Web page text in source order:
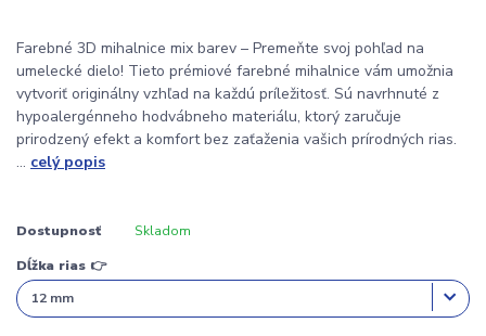
Farebné 3D mihalnice mix barev – Premeňte svoj pohľad na
umelecké dielo! Tieto prémiové farebné mihalnice vám umožnia
vytvoriť originálny vzhľad na každú príležitosť. Sú navrhnuté z
hypoalergénneho hodvábneho materiálu, ktorý zaručuje
prirodzený efekt a komfort bez zaťaženia vašich prírodných rias.
... celý popis
Dostupnosť Skladom
Dĺžka rias 👉